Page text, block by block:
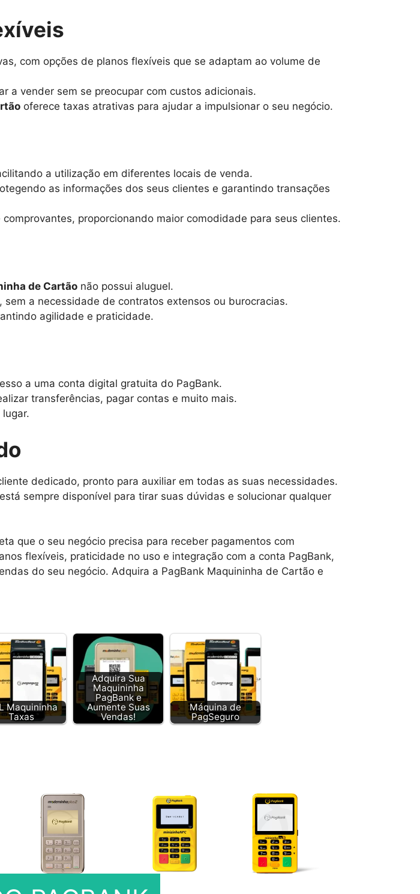
com opções de planos flexíveis que se adaptam ao volume de
a vender sem se preocupar com custos adicionais.
oferece taxas atrativas para ajudar a impulsionar o seu negócio.
a utilização em diferentes locais de venda.
as informações dos seus clientes e garantindo transações
proporcionando maior comodidade para seus clientes.
de Cartão não possui aluguel.
a necessidade de contratos extensos ou burocracias.
agilidade e praticidade.
a uma conta digital gratuita do PagBank.
transferências, pagar contas e muito mais.
dedicado, pronto para auxiliar em todas as suas necessidades.
sempre disponível para tirar suas dúvidas e solucionar qualquer
que o seu negócio precisa para receber pagamentos com
flexíveis, praticidade no uso e integração com a conta PagBank,
do seu negócio. Adquira a PagBank Maquininha de Cartão e
Maquininha
Taxas
Adquira Sua
Maquininha
PagBank e
Aumente Suas
Vendas!
Máquina de
PagSeguro